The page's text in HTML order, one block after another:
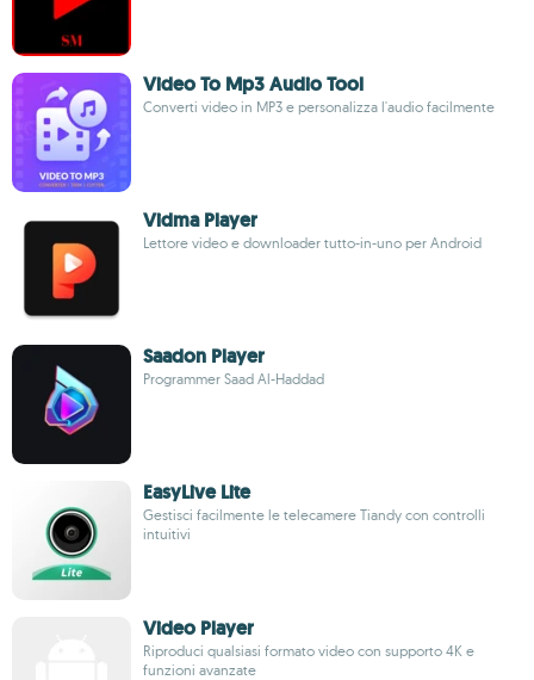
Video To Mp3 Audio Tool
Converti video in MP3 e personalizza l'audio facilmente
Vidma Player
Lettore video e downloader tutto-in-uno per Android
Saadon Player
Programmer Saad Al-Haddad
EasyLive Lite
Gestisci facilmente le telecamere Tiandy con controlli
intuitivi
Video Player
Riproduci qualsiasi formato video con supporto 4K e
funzioni avanzate